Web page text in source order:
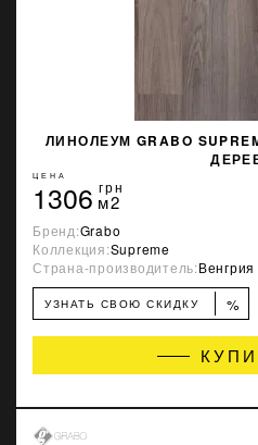
ЛИНОЛЕУМ GRABO
ЦЕНА
1306 грн
м2
Бренд:Grabo
Коллекция:Supreme
Страна-производитель:Венгрия
УЗНАТЬ СВОЮ СКИДКУ %